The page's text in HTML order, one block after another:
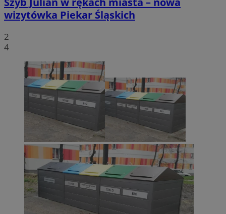
wizytówka Piekar Śląskich
2
4